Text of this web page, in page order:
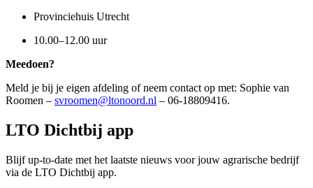
Provinciehuis Utrecht
10.00–12.00 uur
Meedoen?
Meld je bij je eigen afdeling of neem contact op met: Sophie van
Roomen – svroomen@ltonoord.nl – 06-18809416.
LTO Dichtbij app
Blijf up-to-date met het laatste nieuws voor jouw agrarische bedrijf
via de LTO Dichtbij app.